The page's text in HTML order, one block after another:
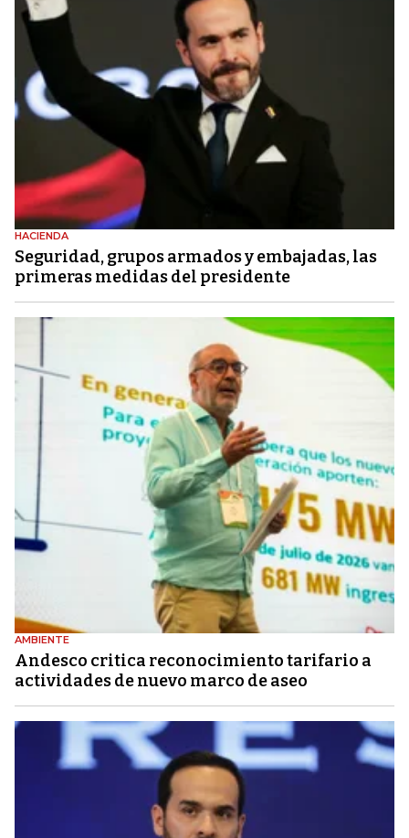
HACIENDA
Seguridad, grupos armados y embajadas, las
primeras medidas del presidente
AMBIENTE
Andesco critica reconocimiento tarifario a
actividades de nuevo marco de aseo